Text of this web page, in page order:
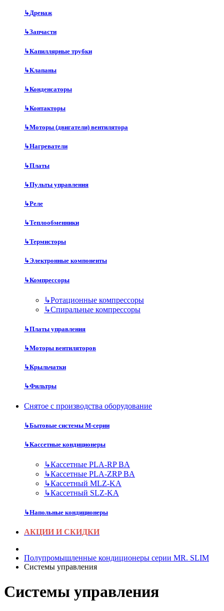
↳Дренаж
↳Запчасти
↳Капиллярные трубки
↳Клапаны
↳Конденсаторы
↳Контакторы
↳Моторы (двигатели) вентилятора
↳Нагреватели
↳Платы
↳Пульты управления
↳Реле
↳Теплообменники
↳Термисторы
↳Электронные компоненты
↳Компрессоры
↳Ротационные компрессоры
↳Спиральные компрессоры
↳Платы управления
↳Моторы вентиляторов
↳Крыльчатки
↳Фильтры
Снятое с производства оборудование
↳Бытовые системы M-серии
↳Кассетные кондиционеры
↳Кассетные PLA-RP BA
↳Кассетные PLA-ZRP BA
↳Кассетный MLZ-KA
↳Кассетный SLZ-KA
↳Напольные кондиционеры
АКЦИИ И СКИДКИ
Полупромышленные кондиционеры серии MR. SLIM
Системы управления
Системы управления